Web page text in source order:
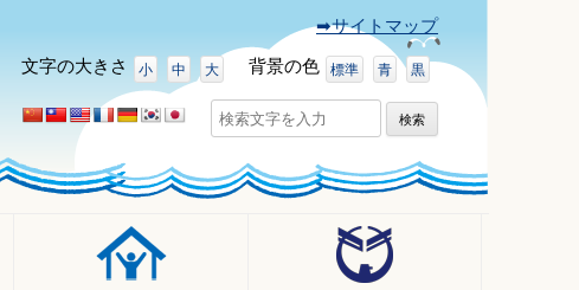
➡サイトマップ
文字の大きさ 小 中 大 背景の色 標準 青 黒
検
索: